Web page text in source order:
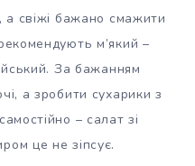
а свіжі бажано смажити
м’який –
За бажанням
а зробити сухарики з
– салат зі
це не зіпсує.